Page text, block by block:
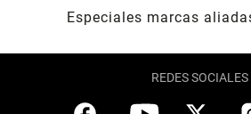
Especiales marcas
REDES SOCIALES